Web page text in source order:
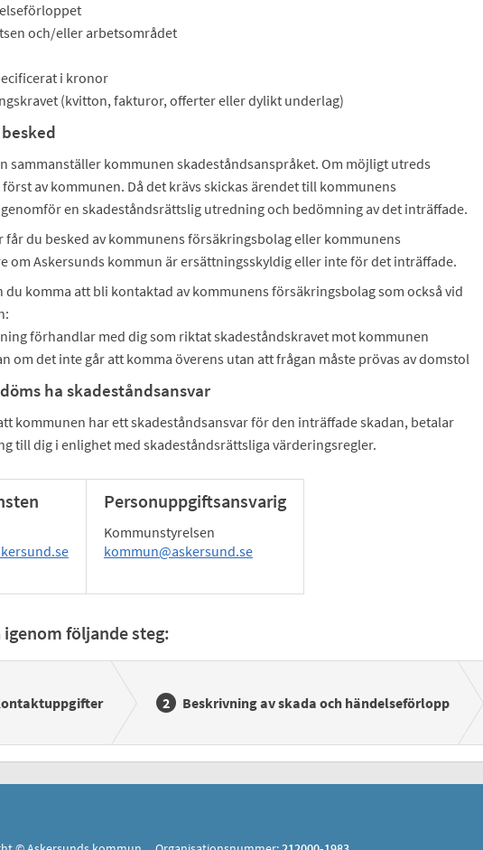
och/eller arbetsområdet
i kronor
(kvitton, fakturor, offerter eller dylikt underlag)
sammanställer kommunen skadeståndsanspråket. Om möjligt utreds
av kommunen. Då det krävs skickas ärendet till kommunens
en skadeståndsrättslig utredning och bedömning av det inträffade.
får du besked av kommunens försäkringsbolag eller kommunens
om Askersunds kommun är ersättningsskyldig eller inte för det inträffade.
komma att bli kontaktad av kommunens försäkringsbolag som också vid
förhandlar med dig som riktat skadeståndskravet mot kommunen
om det inte går att komma överens utan att frågan måste prövas av domstol
ha skadeståndsansvar
kommunen har ett skadeståndsansvar för den inträffade skadan, betalar
till dig i enlighet med skadeståndsrättsliga värderingsregler.
Personuppgiftsansvarig
Kommunstyrelsen
kommun@askersund.se
följande steg:
Beskrivning av skada och händelseförlopp